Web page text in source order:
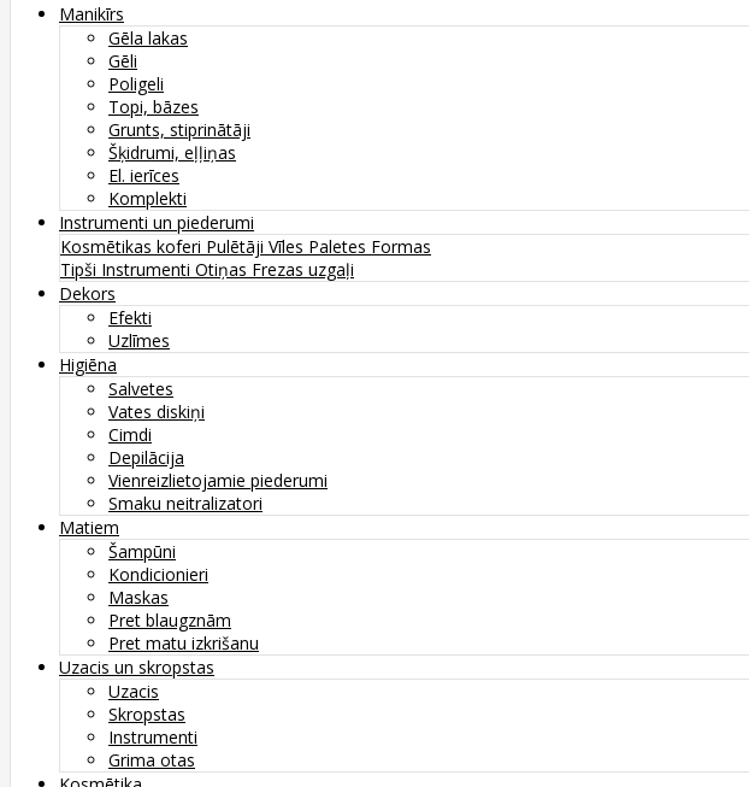
Manikīrs
Gēla lakas
Gēli
Poligeli
Topi, bāzes
Grunts, stiprinātāji
Šķidrumi, eļļiņas
El. ierīces
Komplekti
Instrumenti un piederumi
Kosmētikas koferi Pulētāji Vīles Paletes Formas
Tipši Instrumenti Otiņas Frezas uzgaļi
Dekors
Efekti
Uzlīmes
Higiēna
Salvetes
Vates diskiņi
Cimdi
Depilācija
Vienreizlietojamie piederumi
Smaku neitralizatori
Matiem
Šampūni
Kondicionieri
Maskas
Pret blaugznām
Pret matu izkrišanu
Uzacis un skropstas
Uzacis
Skropstas
Instrumenti
Grima otas